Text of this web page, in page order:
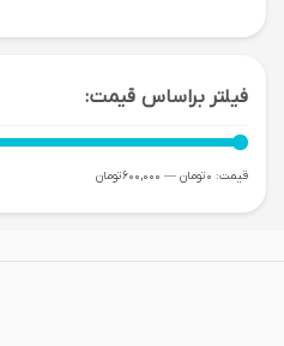
فیلتر براساس قیمت:
حداقل
حداکثر
قیمت: 0 تومان — 600,000 تومان